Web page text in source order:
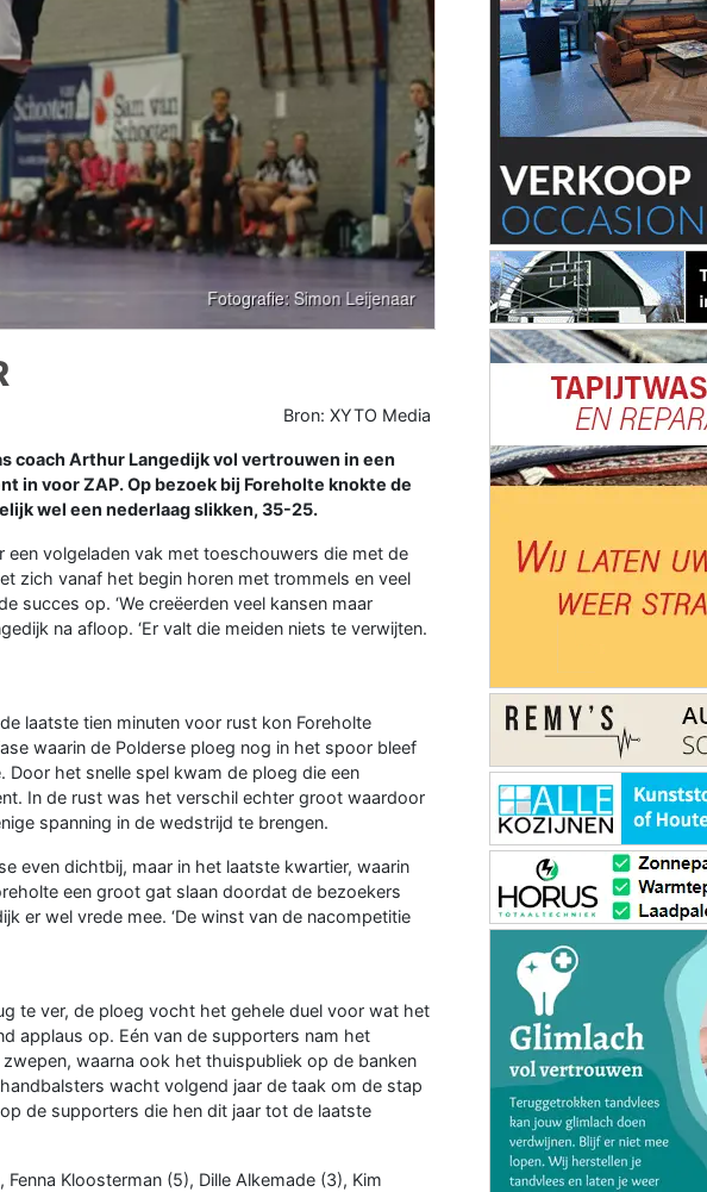
Bron: XYTO Media
coach Arthur Langedijk vol vertrouwen in een
in voor ZAP. Op bezoek bij Foreholte knokte de
wel een nederlaag slikken, 35-25.
volgeladen vak met toeschouwers die met de
zich vanaf het begin horen met trommels en veel
succes op. ‘We creëerden veel kansen maar
na afloop. ‘Er valt die meiden niets te verwijten.
laatste tien minuten voor rust kon Foreholte
waarin de Polderse ploeg nog in het spoor bleef
het snelle spel kwam de ploeg die een
In de rust was het verschil echter groot waardoor
spanning in de wedstrijd te brengen.
even dichtbij, maar in het laatste kwartier, waarin
een groot gat slaan doordat de bezoekers
er wel vrede mee. ‘De winst van de nacompetitie
te ver, de ploeg vocht het gehele duel voor wat het
applaus op. Eén van de supporters nam het
waarna ook het thuispubliek op de banken
wacht volgend jaar de taak om de stap
de supporters die hen dit jaar tot de laatste
Fenna Kloosterman (5), Dille Alkemade (3), Kim